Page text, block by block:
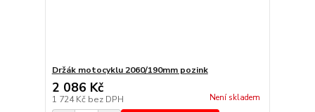
Držák motocyklu 2060/190mm pozink
2 086 Kč
1 724 Kč bez DPH Není skladem